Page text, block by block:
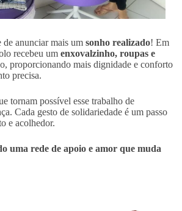
anunciar mais um sonho realizado! Em
recebeu um enxovalzinho, roupas e
proporcionando mais dignidade e conforto
precisa.
tornam possível esse trabalho de
Cada gesto de solidariedade é um passo
e acolhedor.
uma rede de apoio e amor que muda